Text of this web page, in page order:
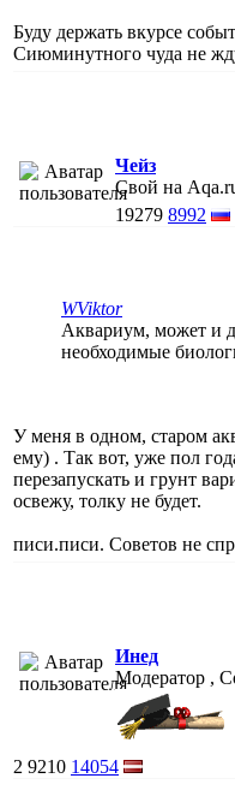
Буду держать вкурсе
Сиюминутного чуда не
Чейз
Свой на
19279 8992
WViktor
Аквариум, может и
необходимые
У меня в одном, старом
ему) . Так вот, уже пол
перезапускать и грунт
освежу, толку не будет.
писи.писи. Советов не
Инед
Модератор ,
2 9210 14054